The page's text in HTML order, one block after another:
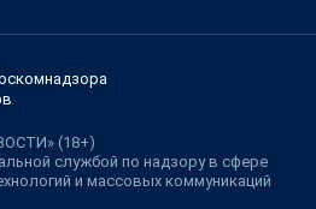
(18+)
службой по надзору в сфере
и массовых коммуникаций